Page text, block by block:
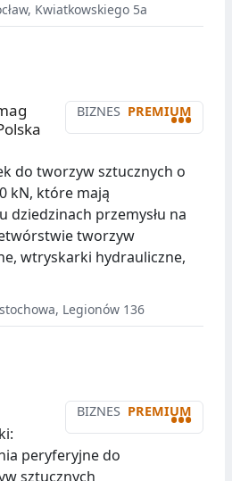
, Kwiatkowskiego 5a
BIZNES PREMIUM
•••
do tworzyw sztucznych o
kN, które mają
dziedzinach przemysłu na
tworzyw
wtryskarki hydrauliczne,
, Legionów 136
BIZNES PREMIUM
•••
peryferyjne do
sztucznych